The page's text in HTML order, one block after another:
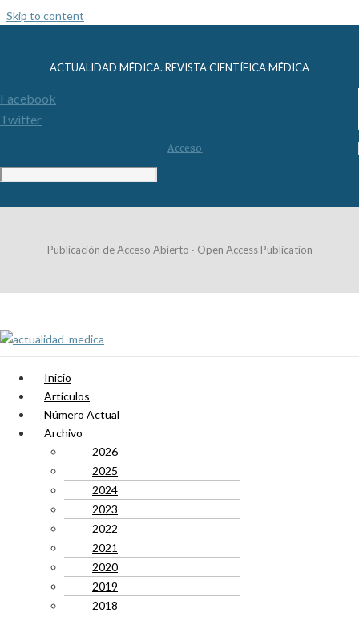
Skip to content
ACTUALIDAD MÉDICA. REVISTA CIENTÍFICA MÉDICA
Facebook
Twitter
Acceso
Publicación de Acceso Abierto · Open Access Publication
Inicio
Artículos
Número Actual
Archivo
2026
2025
2024
2023
2022
2021
2020
2019
2018